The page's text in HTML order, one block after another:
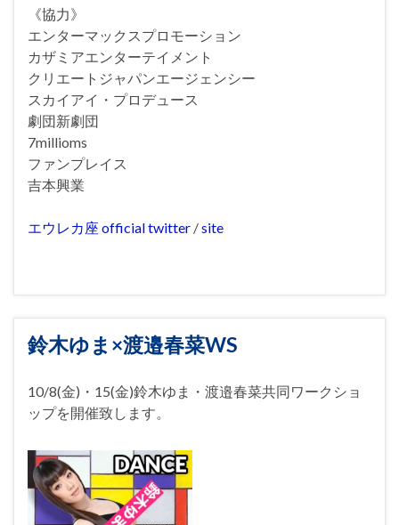
《協力》
エンターマックスプロモーション
カザミアエンターテイメント
クリエートジャパンエージェンシー
スカイアイ・プロデュース
劇団新劇団
7millioms
ファンプレイス
吉本興業
エウレカ座 official twitter /site
鈴木ゆま×渡邉春菜WS
10/8(金)・15(金)鈴木ゆま・渡邉春菜共同ワークショ
ップを開催致します。